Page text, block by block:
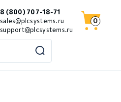
8 (800) 707-18-71
sales@plcsystems.ru
support@plcsystems.ru
0